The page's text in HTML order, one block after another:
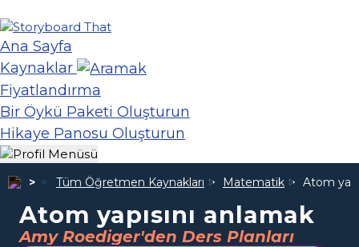
Ana Sayfa
Kaynaklar
Fiyatlandırma
Bir Öykü Paketi Oluşturun
Hikaye Panosu Oluşturun
Tüm Öğretmen Kaynakları Matematik Atom
Atom yapısını anlamak
Amy Roediger'den Ders Planları